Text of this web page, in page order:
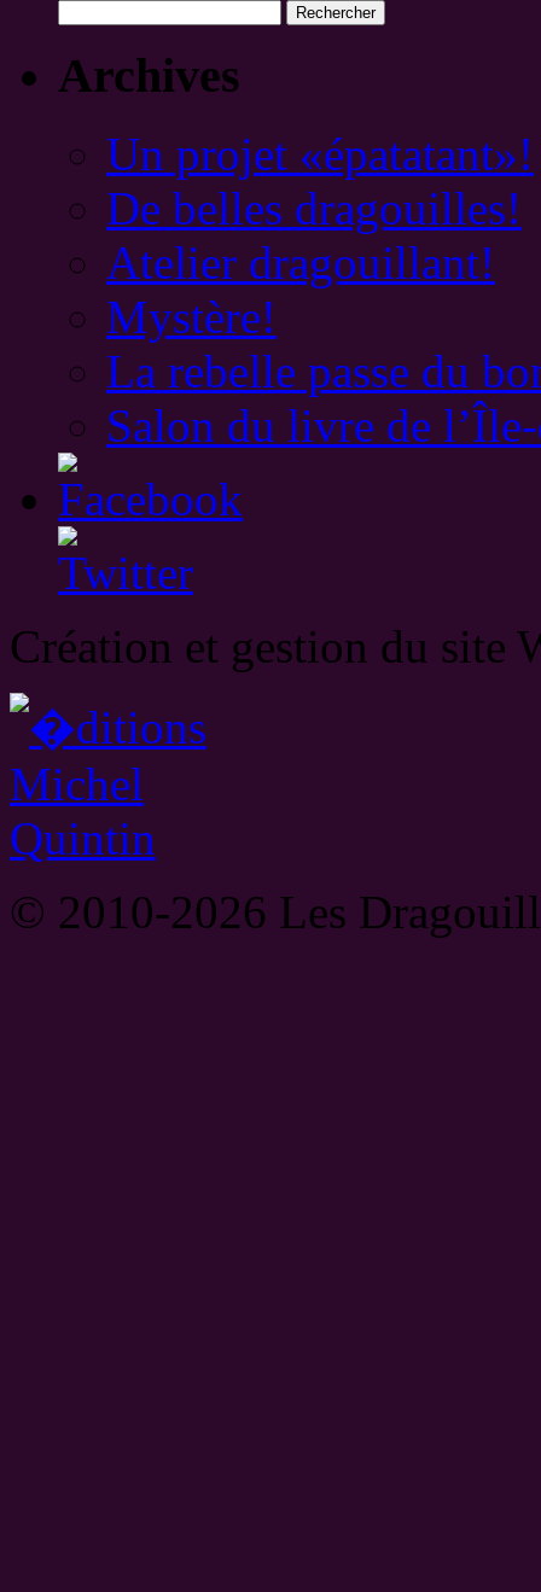
Archives
Un projet «épatatant»!
De belles dragouilles!
Atelier dragouillant!
Mystère!
La rebelle passe du
Salon du livre de
Création et gestion du site
© 2010-2026 Les